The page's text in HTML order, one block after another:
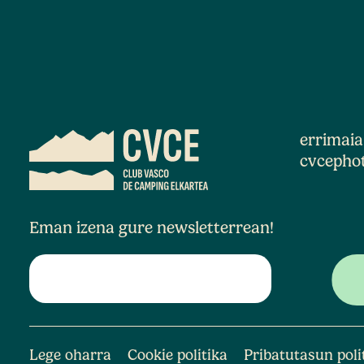
errimaia
Eman izena gure newsletterrean!
Lege oharra Cookie politika Pribatutasun